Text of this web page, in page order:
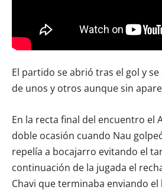
El partido se abrió tras el gol y
de unos y otros aunque sin
En la recta final del encuentro el
doble ocasión cuando Nau
repelía a bocajarro evitando el
continuación de la jugada el
Chavi que terminaba enviando el